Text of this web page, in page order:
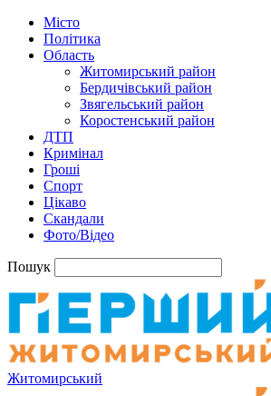
Місто
Політика
Область
Житомирський район
Бердичівський район
Звягельський район
Коростенський район
ДТП
Кримінал
Гроші
Спорт
Цікаво
Скандали
Фото/Відео
Пошук
Житомирський